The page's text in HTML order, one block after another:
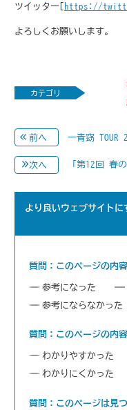
ツイッター[
https://
よろしくお願いします。
カテゴリ
前へ 一青窈 TOUR
次へ 「第12回 春
より良いウェブサイト
質問：このページの内
参考になった
参考にならなかった
質問：このページの内
わかりやすかった
わかりにくかった
質問：このページは見